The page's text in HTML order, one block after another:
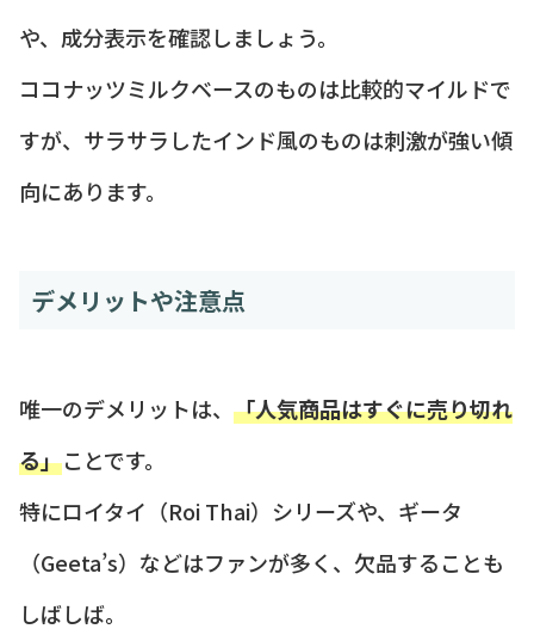
や、成分表示を確認しましょう。
ココナッツミルクベースのものは比較的マイルドで
すが、サラサラしたインド風のものは刺激が強い傾
向にあります。
デメリットや注意点
唯一のデメリットは、 「人気商品はすぐに売り切れ
る」ことです。
特にロイタイ（Roi Thai）シリーズや、ギータ
（Geeta’s）などはファンが多く、欠品することも
しばしば。